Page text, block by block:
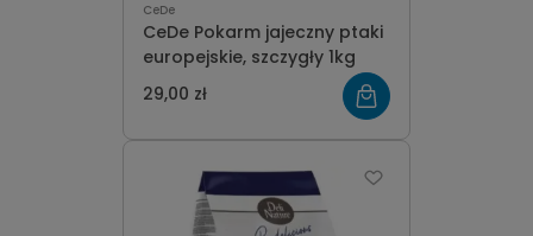
CeDe
CeDe Pokarm jajeczny ptaki
europejskie, szczygły 1kg
29,00 zł